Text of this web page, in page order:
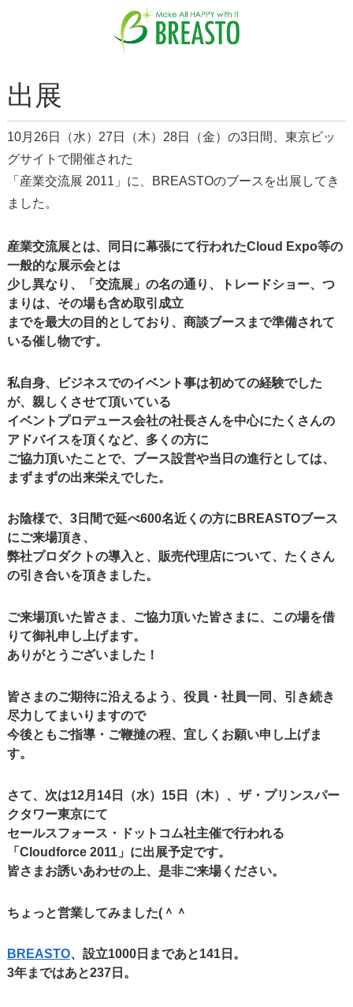
出展
10月26日（水）27日（木）28日（金）の3日間、東京ビッ
グサイトで開催された
「産業交流展 2011」に、BREASTOのブースを出展してき
ました。
産業交流展とは、同日に幕張にて行われたCloud Expo等の
一般的な展示会とは
少し異なり、「交流展」の名の通り、トレードショー、つ
まりは、その場も含め取引成立
までを最大の目的としており、商談ブースまで準備されて
いる催し物です。
私自身、ビジネスでのイベント事は初めての経験でした
が、親しくさせて頂いている
イベントプロデュース会社の社長さんを中心にたくさんの
アドバイスを頂くなど、多くの方に
ご協力頂いたことで、ブース設営や当日の進行としては、
まずまずの出来栄えでした。
お陰様で、3日間で延べ600名近くの方にBREASTOブース
にご来場頂き、
弊社プロダクトの導入と、販売代理店について、たくさん
の引き合いを頂きました。
ご来場頂いた皆さま、ご協力頂いた皆さまに、この場を借
りて御礼申し上げます。
ありがとうございました！
皆さまのご期待に沿えるよう、役員・社員一同、引き続き
尽力してまいりますので
今後ともご指導・ご鞭撻の程、宜しくお願い申し上げま
す。
さて、次は12月14日（水）15日（木）、ザ・プリンスパー
クタワー東京にて
セールスフォース・ドットコム社主催で行われる
「Cloudforce 2011」に出展予定です。
皆さまお誘いあわせの上、是非ご来場ください。
ちょっと営業してみました(＾＾ゞ
BREASTO、設立1000日まであと141日。
3年まではあと237日。